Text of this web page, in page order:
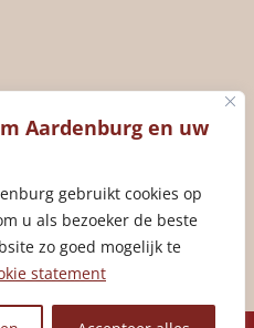
Aardenburg en uw
gebruikt cookies op
u als bezoeker de beste
zo goed mogelijk te
statement